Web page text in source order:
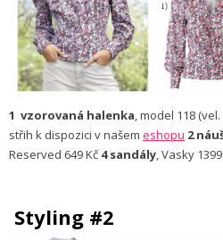
1 vzorovaná halenka, model 118
střih k dispozici v našem eshopu 2
Reserved 649 Kč 4 sandály, Vasky
Styling #2